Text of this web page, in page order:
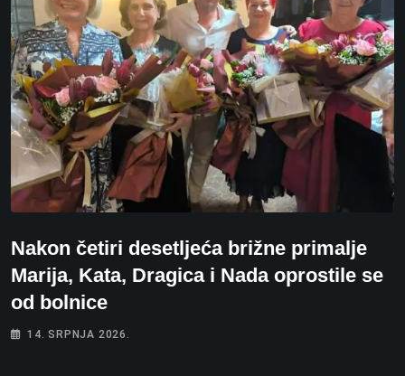
Nakon četiri desetljeća brižne primalje
Marija, Kata, Dragica i Nada oprostile se
od bolnice
14. SRPNJA 2026.